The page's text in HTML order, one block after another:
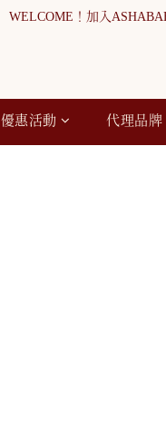
WELCOME！加入
WELCOME！加入
全
優惠活動 代理品牌